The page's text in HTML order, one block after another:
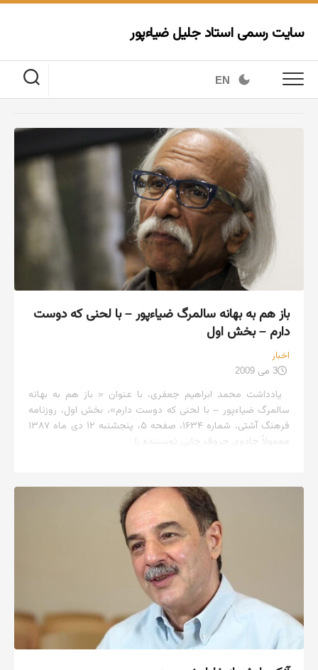
Skip
content
سایت رسمی استاد جلیل ضیاءپور
EN
باز هم به بهانه سالمرگ ضیاءپور – با لحنی که دوست
دارم – بخش اول
اخبار
3 می 2009
یادداشت محمد ابراهیم جعفری، با عنوان « باز هم به بهانه
سالمرگ ضیاءپور – با لحنی که دوست دارم»، بخش اول، روزنامه
فرهنگ آشتی، شماره ۱۶۳۴، صفحه ۵، پنجشنبه ۱۲ دی ماه ۱۳۸۷
معمولاً جادوی حروف چاپی نویسنده را...